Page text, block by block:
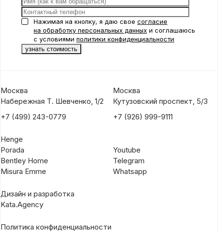
Нажимая на кнопку, я даю свое согласие
на обработку персональных данных и соглашаюсь
с условиями политики конфиденциальности
Москва
Набережная Т. Шевченко, 1/2
+7 (499) 243-0779
Москва
Кутузовский проспект, 5/3
+7 (926) 999-9111
Henge
Porada
Bentley Home
Misura Emme
Youtube
Telegram
Whatsapp
Дизайн и разработка
Kata.Agency
Политика конфиденциальности